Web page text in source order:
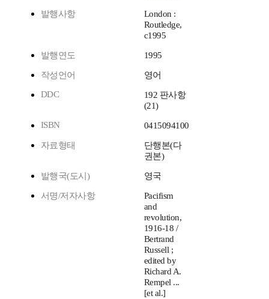
발행사항
London :
Routledge,
c1995
발행연도 1995
작성언어
영어
DDC
192 판사항
(21)
ISBN
0415094100
자료형태
단행본(다
권본)
발행국(도시) 영국
서명/저자사항
Pacifism
and
revolution,
1916-18 /
Bertrand
Russell ;
edited by
Richard A.
Rempel ...
[et al.]